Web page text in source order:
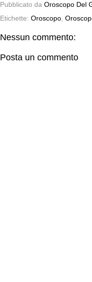
Pubblicato da Oroscopo Del
Etichette: Oroscopo
Nessun commento:
Posta un commento